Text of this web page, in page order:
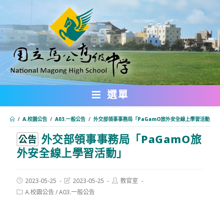
轉
主
要
內
選單
/ A.校園公告 / A03.一般公告 / 外交部領事事務局「PaGamO旅外安全線上學習活動」
公告 外交部領事事務局「PaGamO旅
外安全線上學習活動」
Post
published:
2023-05-25
Post
modified:
2023-05-25
Post教官室
PostA.校園公告/A03.一般公告